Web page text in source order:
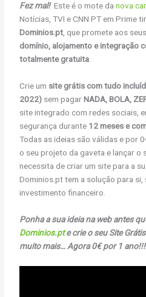
Fez mal! Este é o mote danova
Notícias, TVI e CNN PT em Prime
Dominios.pt, que promete aos
domínio, alojamento e integração
totalmente gratuita.
Crie um site grátis com tudo
2022) sem pagarNADA, BOLA,
site integrado com redes sociais,
segurança durante 12 meses e
Todas as ideias são válidas e por
o seu projeto da gaveta e lançar o
necessita de criar um site para a
Dominios.pt tem a solução para
investimento financeiro.
Ponha a sua ideia na web antes
Dominios.pte crie o seu Site
muito mais… Agora 0€ por 1 ano!!!